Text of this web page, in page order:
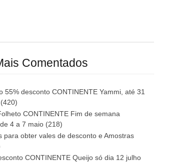
Comentados
55% desconto CONTINENTE Yammi, até 31
(420)
CONTINENTE Fim de semana
4 a 7 maio (218)
para obter vales de desconto e Amostras
CONTINENTE Queijo só dia 12 julho